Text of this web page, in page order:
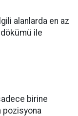
alanlarda en az
dökümü ile
birine
pozisyona